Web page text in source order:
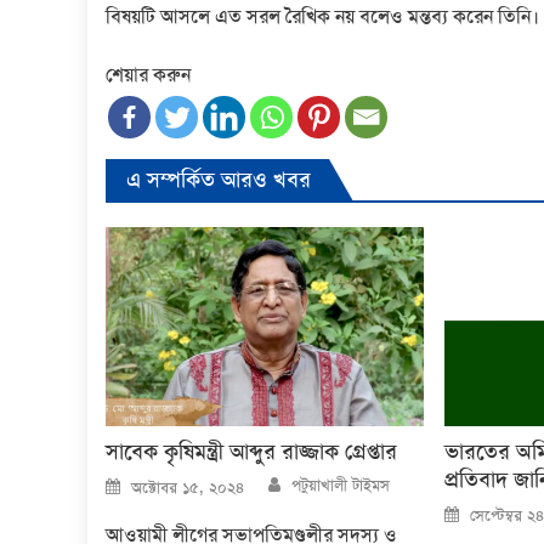
বিষয়টি আসলে এত সরল রৈখিক নয় বলেও মন্তব্য করেন তিনি।
শেয়ার করুন
এ সম্পর্কিত আরও খবর
সাবেক কৃষিমন্ত্রী আব্দুর রাজ্জাক গ্রেপ্তার
Posted
on
অক্টোবর ১৫, ২০২৪ Author
পটুয়াখালী টাইমস
আওয়ামী লীগের সভাপতিমণ্ডলীর সদস্য ও
ভারতের
প্রতিবাদ
Posted
on
সেপ্টেম্বর